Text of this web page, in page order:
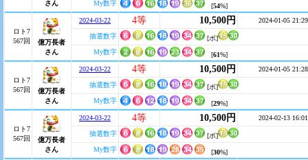
さん
My数字
[54%]
ロト7
567回
億万長者
さん
2024-03-22 4等 10,500円 2024-01-05 21:29
抽選数字
[ボ]
My数字
[61%]
ロト7
567回
億万長者
さん
2024-03-22 4等 10,500円 2024-01-05 21:28
抽選数字
[ボ]
My数字
[29%]
ロト7
567回
億万長者
さん
2024-03-22 4等 10,500円 2024-02-13 16:01
抽選数字
[ボ]
My数字
[30%]